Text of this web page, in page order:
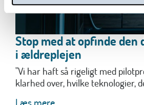
Stop med at opfinde den
i ældreplejen
"Vi har haft så rigeligt med
klarhed over, hvilke teknologier,
Læs mere